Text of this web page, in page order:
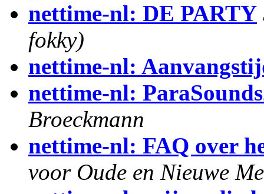
nettime-nl: DE PARTY
fokky)
nettime-nl:
nettime-nl:
Broeckmann
nettime-nl: FAQ over
voor Oude en Nieuwe